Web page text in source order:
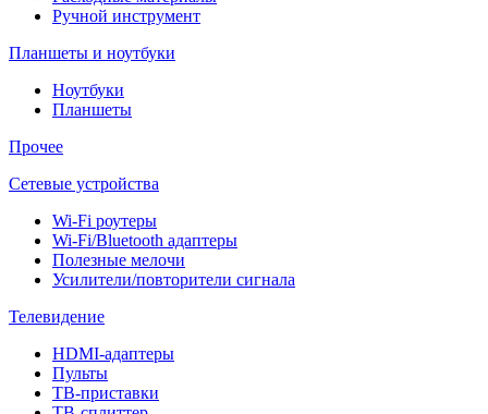
Ручной инструмент
Планшеты и ноутбуки
Ноутбуки
Планшеты
Прочее
Сетевые устройства
Wi-Fi роутеры
Wi-Fi/Bluetooth адаптеры
Полезные мелочи
Усилители/повторители сигнала
Телевидение
HDMI-адаптеры
Пульты
ТВ-приставки